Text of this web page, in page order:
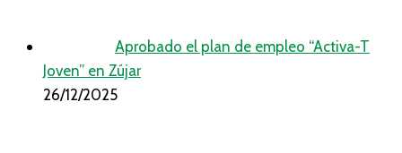
Aprobado el plan de empleo “Activa-T
Joven” en Zújar
26/12/2025